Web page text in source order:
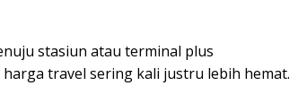
stasiun atau terminal plus
travel sering kali justru lebih hemat.